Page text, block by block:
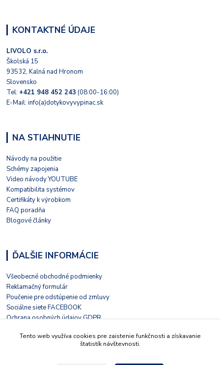
KONTAKTNÉ ÚDAJE
LIVOLO s.r.o.
Školská 15
93532, Kalná nad Hronom
Slovensko
Tel: +421 948 452 243 (08:00-16:00)
E-Mail: info(a)dotykovyvypinac.sk
NA STIAHNUTIE
Návody na použitie
Schémy zapojenia
Video návody YOUTUBE
Kompatibilita systémov
Certifikáty k výrobkom
FAQ poradňa
Blogové články
ĎALŠIE INFORMÁCIE
Všeobecné obchodné podmienky
Reklamačný formulár
Poučenie pre odstúpenie od zmluvy
Sociálne siete FACEBOOK
Ochrana osobných údajov GDPR
Kontaktný formulár
Tento web využíva cookies pre zaistenie funkčnosti a získavanie
štatistík návštevnosti.